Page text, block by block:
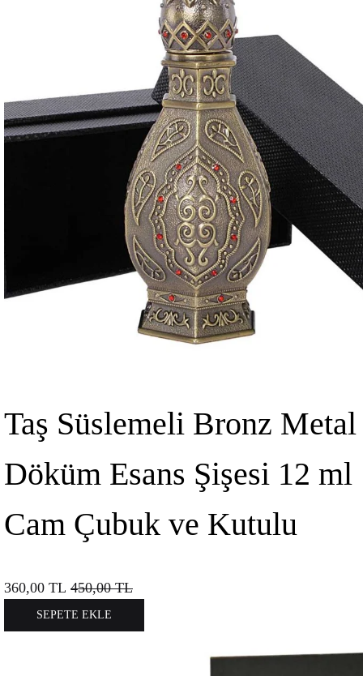
Taş Süslemeli Bronz Metal
Döküm Esans Şişesi 12 ml
Cam Çubuk ve Kutulu
360,00 TL 450,00TL
SEPETE EKLE